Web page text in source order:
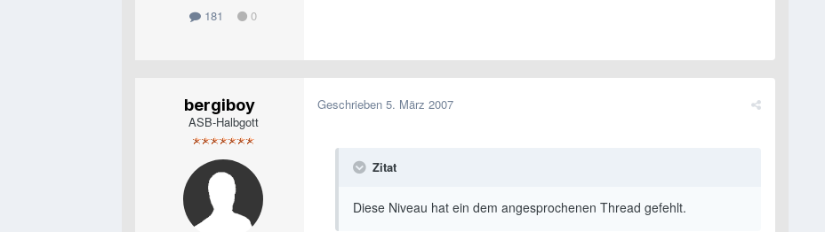
181 0
bergiboy
ASB-Halbgott
Geschrieben 5. März 2007
Zitat
Diese Niveau hat ein dem angesprochenen Thread gefehlt.